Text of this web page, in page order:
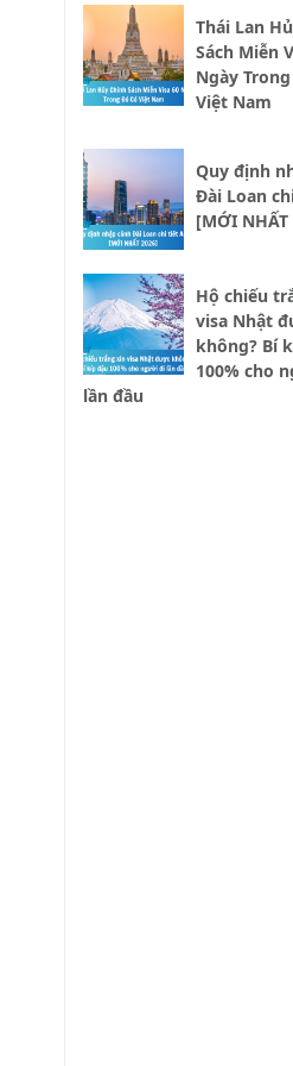
Thái Lan
Sách Miễn
Ngày
Việt Nam
Quy định
Đài Loan
[MỚI NHẤT
Hộ chiếu
visa Nhật
không? Bí
100% cho
lần đầu